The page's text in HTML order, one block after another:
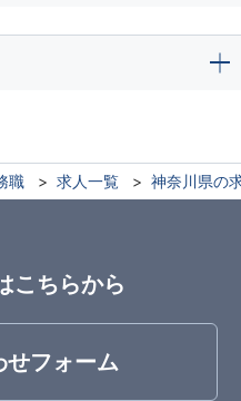
職 求人一覧 神奈川県の
こちらから
せフォーム